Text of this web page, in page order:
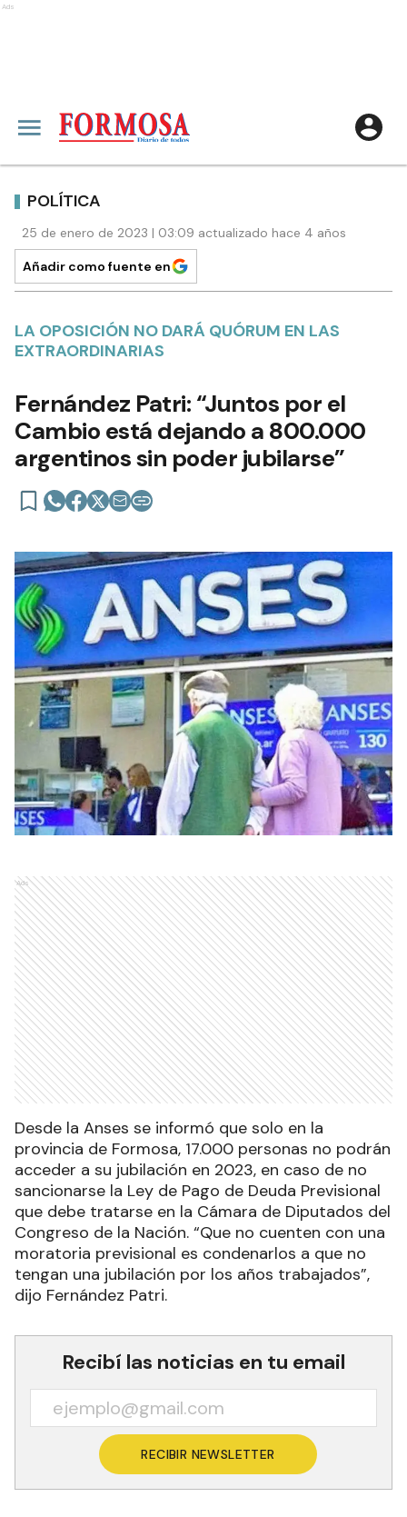
Ads
POLÍTICA
25 de enero de 2023 | 03:09 actualizado hace 4 años
Añadir como fuente en
LA OPOSICIÓN NO DARÁ QUÓRUM EN LAS
EXTRAORDINARIAS
Fernández Patri: “Juntos por el
Cambio está dejando a 800.000
argentinos sin poder jubilarse”
Ads
Desde la Anses se informó que solo en la
provincia de Formosa, 17.000 personas no podrán
acceder a su jubilación en 2023, en caso de no
sancionarse la Ley de Pago de Deuda Previsional
que debe tratarse en la Cámara de Diputados del
Congreso de la Nación. “Que no cuenten con una
moratoria previsional es condenarlos a que no
tengan una jubilación por los años trabajados”,
dijo Fernández Patri.
Recibí las noticias en tu email
RECIBIR NEWSLETTER